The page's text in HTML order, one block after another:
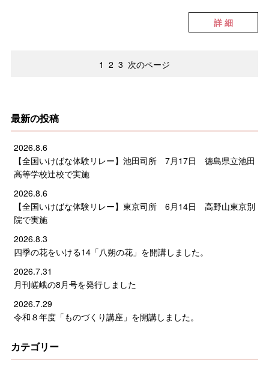
詳 細
1 2 3 次のページ
最新の投稿
2026.8.6
【全国いけばな体験リレー】池田司所 7月17日 徳島県立池田
高等学校辻校で実施
2026.8.6
【全国いけばな体験リレー】東京司所 6月14日 高野山東京別
院で実施
2026.8.3
四季の花をいける14「八朔の花」を開講しました。
2026.7.31
月刊嵯峨の8月号を発行しました
2026.7.29
令和８年度「ものづくり講座」を開講しました。
カテゴリー